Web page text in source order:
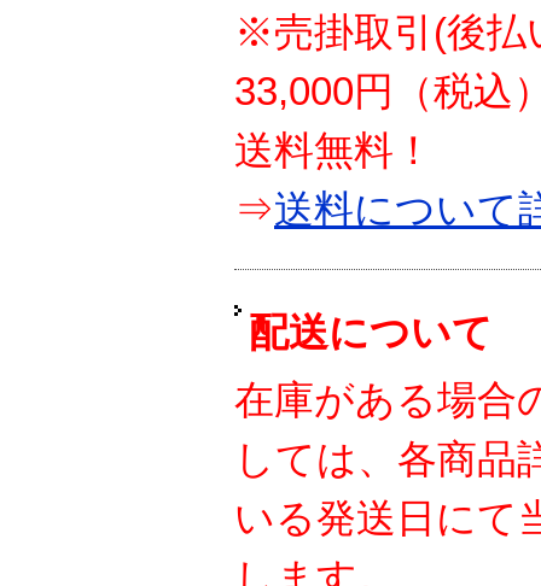
※売掛取引(後払
33,000円（税込
送料無料！
⇒送料について
配送について
在庫がある場合
しては、各商品
いる発送日にて